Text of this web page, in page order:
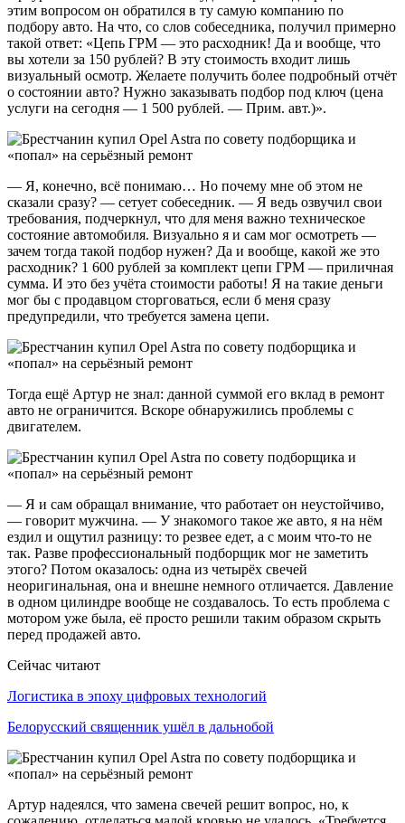
этим вопросом он обратился в ту самую компанию по
подбору авто. На что, со слов собеседника, получил примерно
такой ответ: «Цепь ГРМ — это расходник! Да и вообще, что
вы хотели за 150 рублей? В эту стоимость входит лишь
визуальный осмотр. Желаете получить более подробный отчёт
о состоянии авто? Нужно заказывать подбор под ключ (цена
услуги на сегодня — 1 500 рублей. — Прим. авт.)».
— Я, конечно, всё понимаю… Но почему мне об этом не
сказали сразу? — сетует собеседник. — Я ведь озвучил свои
требования, подчеркнул, что для меня важно техническое
состояние автомобиля. Визуально я и сам мог осмотреть —
зачем тогда такой подбор нужен? Да и вообще, какой же это
расходник? 1 600 рублей за комплект цепи ГРМ — приличная
сумма. И это без учёта стоимости работы! Я на такие деньги
мог бы с продавцом сторговаться, если б меня сразу
предупредили, что требуется замена цепи.
Тогда ещё Артур не знал: данной суммой его вклад в ремонт
авто не ограничится. Вскоре обнаружились проблемы с
двигателем.
— Я и сам обращал внимание, что работает он неустойчиво,
— говорит мужчина. — У знакомого такое же авто, я на нём
ездил и ощутил разницу: то резвее едет, а с моим что-то не
так. Разве профессиональный подборщик мог не заметить
этого? Потом оказалось: одна из четырёх свечей
неоригинальная, она и внешне немного отличается. Давление
в одном цилиндре вообще не создавалось. То есть проблема с
мотором уже была, её просто решили таким образом скрыть
перед продажей авто.
Сейчас читают
Логистика в эпоху цифровых технологий
Белорусский священник ушёл в дальнобой
Артур надеялся, что замена свечей решит вопрос, но, к